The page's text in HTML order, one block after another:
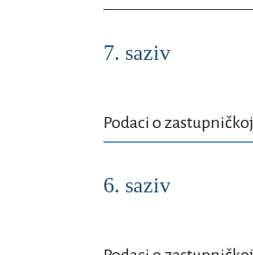
7. saziv
Podaci o
6. saziv